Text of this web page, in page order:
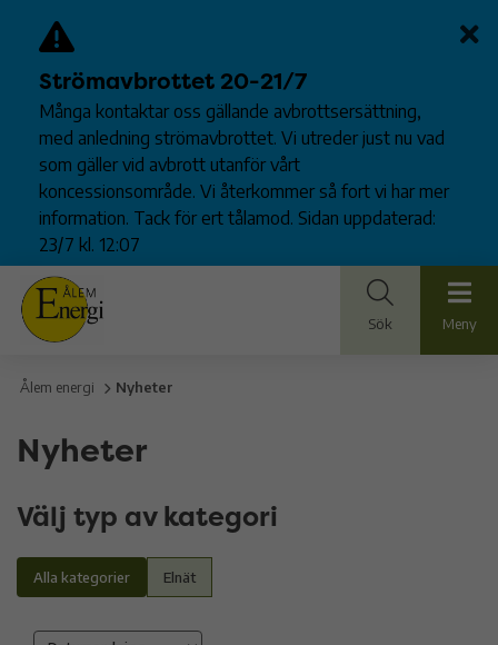
Strömavbrottet 20-21/7
Många kontaktar oss gällande avbrottsersättning,
med anledning strömavbrottet. Vi utreder just nu vad
som gäller vid avbrott utanför vårt
koncessionsområde. Vi återkommer så fort vi har mer
information. Tack för ert tålamod. Sidan uppdaterad:
23/7 kl. 12:07
Sök Meny
Ålem energi Nyheter
Nyheter
Välj typ av kategori
Alla kategorier Elnät